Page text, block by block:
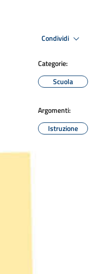
Condividi
Categorie:
Scuola
Argomenti:
Istruzione